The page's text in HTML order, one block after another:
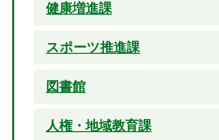
健康増進課
スポーツ推進課
図書館
人権・地域教育課